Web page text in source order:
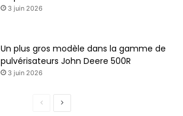
3 juin 2026
Un plus gros modèle dans la gamme de
pulvérisateurs John Deere 500R
3 juin 2026
Page
Page